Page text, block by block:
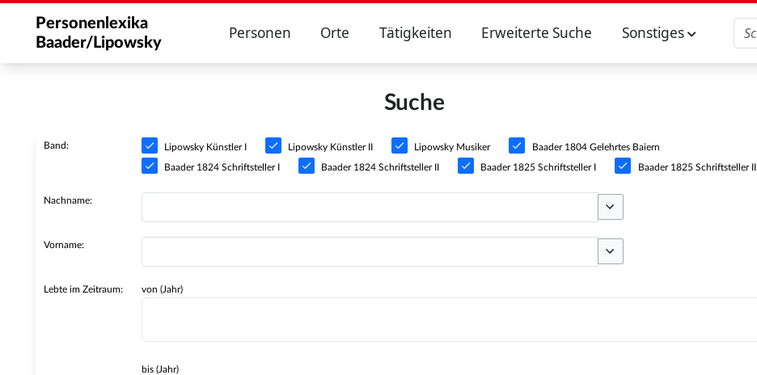
Personenlexika
Baader/Lipowsky
Personen Orte Tätigkeiten Erweiterte Suche Sonstiges
Suche
Band: Lipowsky Künstler I Lipowsky Künstler II Lipowsky Musiker Baader 1804 Gelehrtes Baiern
Baader 1824 Schriftsteller I Baader 1824 Schriftsteller II Baader 1825 Schriftsteller I Baader 1825 Schriftsteller II
Nachname:
Optionen umschalten
Vorname:
Optionen umschalten
Lebte im Zeitraum: von (Jahr)
bis (Jahr)